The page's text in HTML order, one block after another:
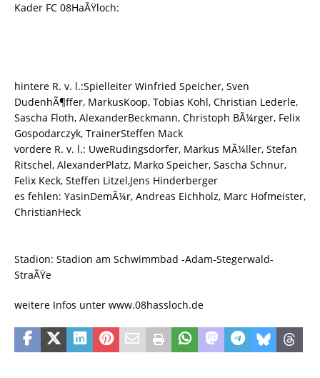
Kader FC 08HaÃŸloch:
hintere R. v. l.:Spielleiter Winfried Speicher, Sven
DudenhÃ¶ffer, MarkusKoop, Tobias Kohl, Christian Lederle,
Sascha Floth, AlexanderBeckmann, Christoph BÃ¼rger, Felix
Gospodarczyk, TrainerSteffen Mack
vordere R. v. l.: UweRudingsdorfer, Markus MÃ¼ller, Stefan
Ritschel, AlexanderPlatz, Marko Speicher, Sascha Schnur,
Felix Keck, Steffen Litzel,Jens Hinderberger
es fehlen: YasinDemÃ¼r, Andreas Eichholz, Marc Hofmeister,
ChristianHeck
Stadion: Stadion am Schwimmbad -Adam-Stegerwald-
StraÃŸe
weitere Infos unter www.08hassloch.de